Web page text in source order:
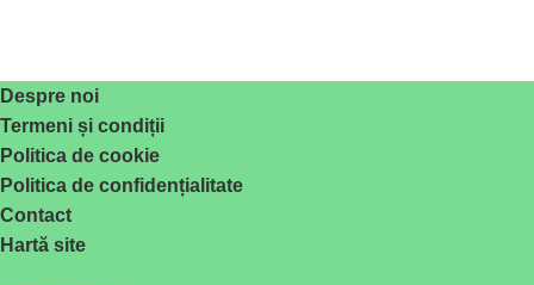
Despre noi
Termeni și condiții
Politica de cookie
Politica de confidențialitate
Contact
Hartă site